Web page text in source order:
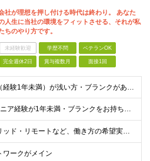
社が理想を押し付ける時代は終わり。 あなた
人生に当社の環境をフィットさせる、それが私
ちのやり方です。
未経験歓迎 学歴不問 ベテランOK
完全週休2日 賞与複数月 面接1回
【経験（経験1年未満）が浅い方・ブランクがある方も大歓迎です！】 ◆学歴不問 ◆何かしらのIT業界でのご経験をお持ちの方 ┗エンジニア経験だけでなく、ITサポートなど職種は不問です！ ＜こんな方にピ
■エンジニア経験が1年未満・ブランクをお持ちの方 月給300,000円～320,000円（年収:420～448万円以上） ■1年以上のエンジニア経験をお持ちの方 月給320,000円～650,000
ハイブリッド・リモートなど、働き方の希望実現率は100％！ ≪本社≫ 東京都豊島区東池袋3-2-3 第一主田ビル402号室 「晩ご飯は家族と一緒に食べたい」 島崎代表のそんなシンプルな想いから、当
ワークがメイン